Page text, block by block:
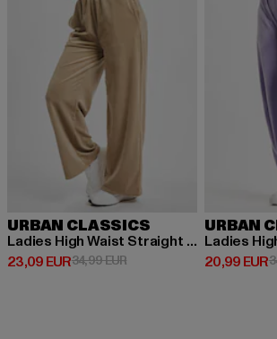
URBAN CLASSICS
Ladies High Waist Straight Velvet
23,09 EUR
Derzeitiger Preis: 23,09 EUR
34,99 EURAktionspreis: 34,99 EUR
URBAN
20,99 EUR
Derzeitiger